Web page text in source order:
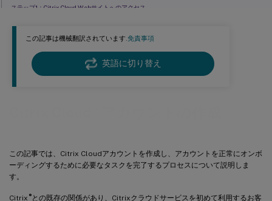
この記事は機械翻訳されています.免責事項
英語に切り替え
この記事では、Citrix Cloudアカウントを作成し、アカウントを正常にオンボ
ーディングするために必要なタスクを完了するプロセスについて説明しま
す。
Citrix ®との既存の関係があり、Citrixクラウドサービスを初めて利用するお客
ステップ1：Citrix Cloud Webサイトへのアクセス
ステップ2：多要素認証の設定
ステップ3: OrgIDの確認
次のステップ